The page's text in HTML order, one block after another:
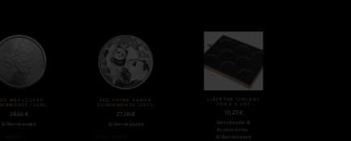
MAPLE LEAF
(2020)
24,66€
Silbermünzen
30G CHINA PANDA
SILBERMÜNZE (2021)
27,06€
Silbermünzen
LIBERTAD EINLAGE
FÜR 8 X 5OZ
10,25€
Geschenke &
Accessoires
Silbermünzen